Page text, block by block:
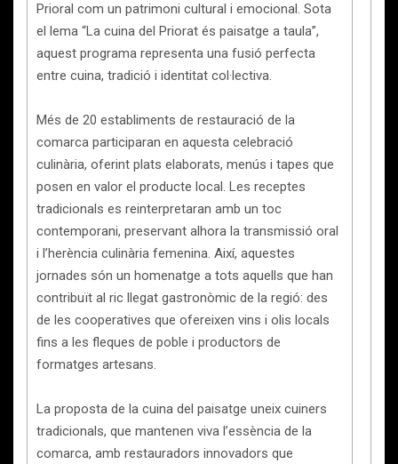
Prioral com un patrimoni cultural i emocional. Sota
el lema “La cuina del Priorat és paisatge a taula”,
aquest programa representa una fusió perfecta
entre cuina, tradició i identitat col·lectiva.
Més de 20 establiments de restauració de la
comarca participaran en aquesta celebració
culinària, oferint plats elaborats, menús i tapes que
posen en valor el producte local. Les receptes
tradicionals es reinterpretaran amb un toc
contemporani, preservant alhora la transmissió oral
i l’herència culinària femenina. Així, aquestes
jornades són un homenatge a tots aquells que han
contribuït al ric llegat gastronòmic de la regió: des
de les cooperatives que ofereixen vins i olis locals
fins a les fleques de poble i productors de
formatges artesans.
La proposta de la cuina del paisatge uneix cuiners
tradicionals, que mantenen viva l’essència de la
comarca, amb restauradors innovadors que